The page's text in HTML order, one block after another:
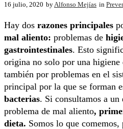
16 julio, 2020 byAlfonso Mejías in
Hay dos razones principales
mal aliento: problemas de
gastrointestinales. Esto
origina no solo por una higiene
también por problemas en el
principal por la que se forman
bacterias. Si consultamos a un
problema de mal aliento,
dieta. Somos lo que